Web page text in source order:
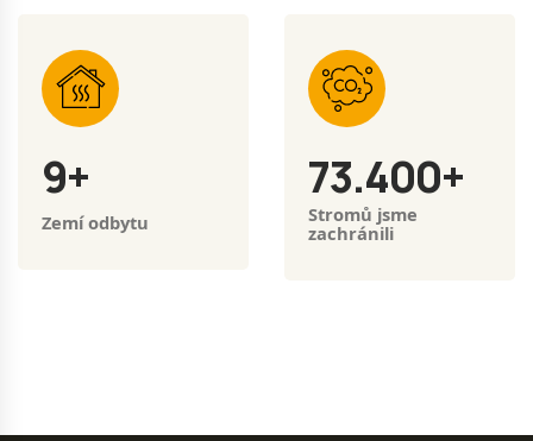
9+
Zemí odbytu
73.400+
Stromů jsme
zachránili